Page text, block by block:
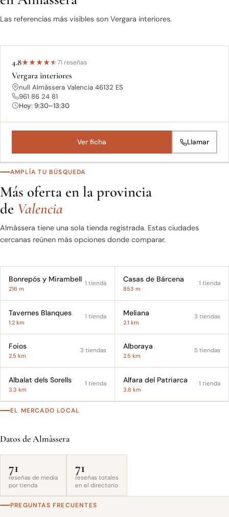
Las referencias más visibles son Vergara interiores.
4.8★★★★★71 reseñas
Vergara interiores
null Almàssera Valencia 46132 ES
961 86 24 81
Hoy: 9:30–13:30
Ver ficha Llamar
AMPLÍA TU BÚSQUEDA
Más oferta en la provincia
de Valencia
Almàssera tiene una sola tienda registrada. Estas ciudades
cercanas reúnen más opciones donde comparar.
Bonrepós y Mirambell
216 m
1 tienda Casas de Bárcena
853 m
1 tienda
Tavernes Blanques
1.2 km
1 tienda Meliana
2.1 km
3 tiendas
Foios
2.5 km
3 tiendas Alboraya
2.5 km
5 tiendas
Albalat dels Sorells
3.3 km
1 tienda Alfara del Patriarca
3.8 km
1 tienda
EL MERCADO LOCAL
Datos de Almàssera
71
reseñas de media
por tienda
71
reseñas totales
en el directorio
PREGUNTAS FRECUENTES